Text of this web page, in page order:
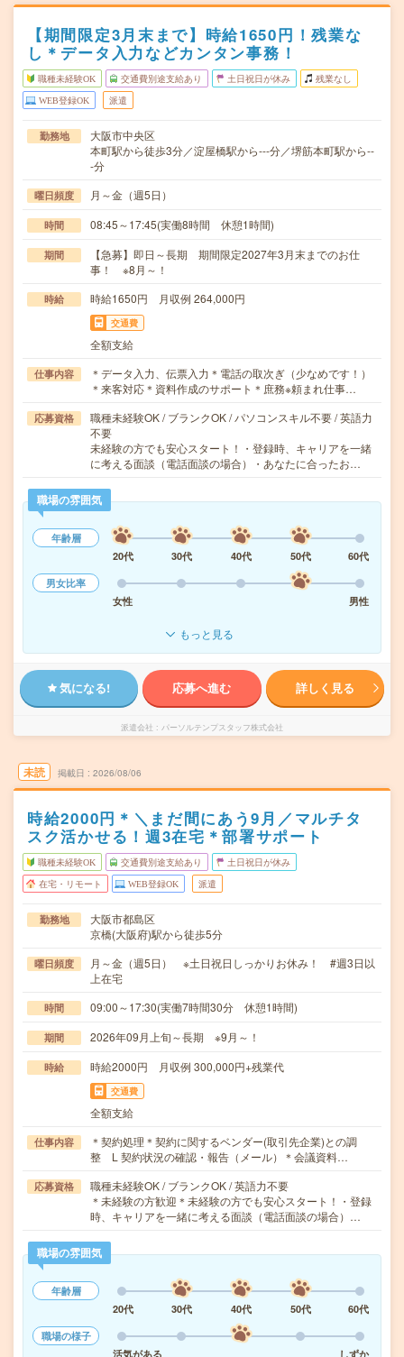
【期間限定3月末まで】時給1650円！残業な
し＊データ入力などカンタン事務！
職種未経験OK 交通費別途支給あり 土日祝日が休み 残業なし
WEB登録OK 派遣
勤務地
大阪市中央区
本町駅から徒歩3分／淀屋橋駅から---分／堺筋本町駅から--
-分
曜日頻度 月～金（週5日）
時間 08:45～17:45(実働8時間 休憩1時間)
期間
【急募】即日～長期 期間限定2027年3月末までのお仕
事！ ※8月～！
時給 時給1650円 月収例 264,000円
交通費
全額支給
仕事内容
＊データ入力、伝票入力＊電話の取次ぎ（少なめです！）
＊来客対応＊資料作成のサポート＊庶務※頼まれ仕事…
応募資格
職種未経験OK / ブランクOK / パソコンスキル不要 / 英語力
不要
未経験の方でも安心スタート！・登録時、キャリアを一緒
に考える面談（電話面談の場合）・あなたに合ったお…
職場の雰囲気
年齢層
20代
30代 40代 50代
60代
男女比率
女性
男性
もっと見る
気になる! 応募へ進む 詳しく見る
派遣会社 パーソルテンプスタッフ株式会社
未読 掲載日 2026/08/06
時給2000円＊＼まだ間にあう9月／マルチタ
スク活かせる！週3在宅＊部署サポート
職種未経験OK 交通費別途支給あり 土日祝日が休み
在宅・リモート WEB登録OK 派遣
勤務地
大阪市都島区
京橋(大阪府)駅から徒歩5分
曜日頻度
月～金（週5日） ※土日祝日しっかりお休み！ #週3日以
上在宅
時間 09:00～17:30(実働7時間30分 休憩1時間)
期間 2026年09月上旬～長期 ※9月～！
時給 時給2000円 月収例 300,000円+残業代
交通費
全額支給
仕事内容
＊契約処理＊契約に関するベンダー(取引先企業)との調
整 L 契約状況の確認・報告（メール）＊会議資料…
応募資格
職種未経験OK / ブランクOK / 英語力不要
＊未経験の方歓迎＊未経験の方でも安心スタート！・登録
時、キャリアを一緒に考える面談（電話面談の場合）…
職場の雰囲気
年齢層
20代
30代 40代 50代
60代
職場の様子
活気がある
しずか